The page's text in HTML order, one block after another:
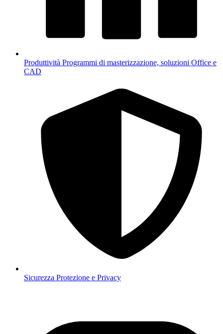
Produttività Programmi di masterizzazione, soluzioni Office e
CAD
Sicurezza Protezione e Privacy